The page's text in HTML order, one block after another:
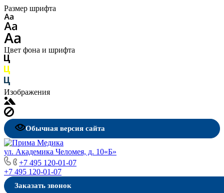
Размер шрифта
Цвет фона и шрифта
Изображения
Обычная версия сайта
ул. Академика Челомея, д. 10«Б»
+7 495 120-01-07
+7 495 120-01-07
Заказать звонок